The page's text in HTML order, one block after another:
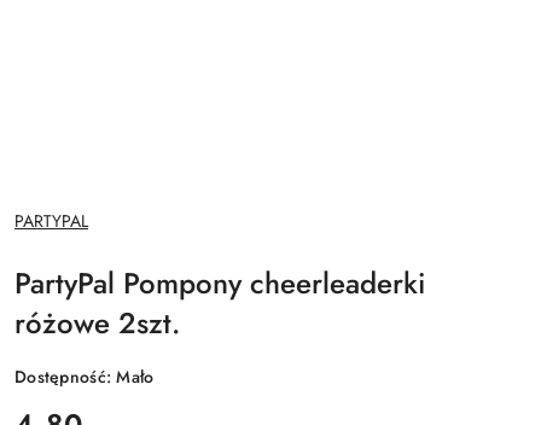
NAZWA
PRODUCENTA:
PARTYPAL
PartyPal Pompony cheerleaderki
różowe 2szt.
Dostępność:Mało